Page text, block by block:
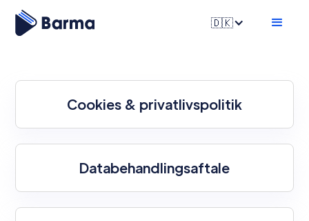
🇩🇰
Cookies & privatlivspolitik
Databehandlingsaftale